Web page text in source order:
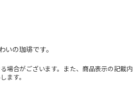
の珈琲です。
合がございます。また、商品表示の記載
ます。